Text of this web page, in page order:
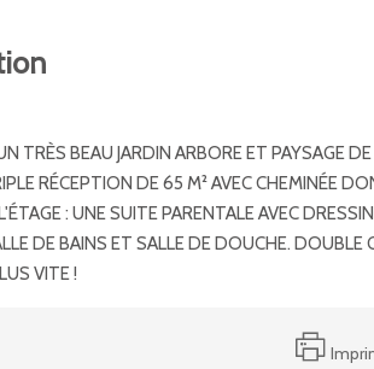
TRÈS BEAU JARDIN ARBORE ET PAYSAGE
RÉCEPTION DE 65 M² AVEC CHEMINÉE
: UNE SUITE PARENTALE AVEC
DE BAINS ET SALLE DE DOUCHE.
VITE !